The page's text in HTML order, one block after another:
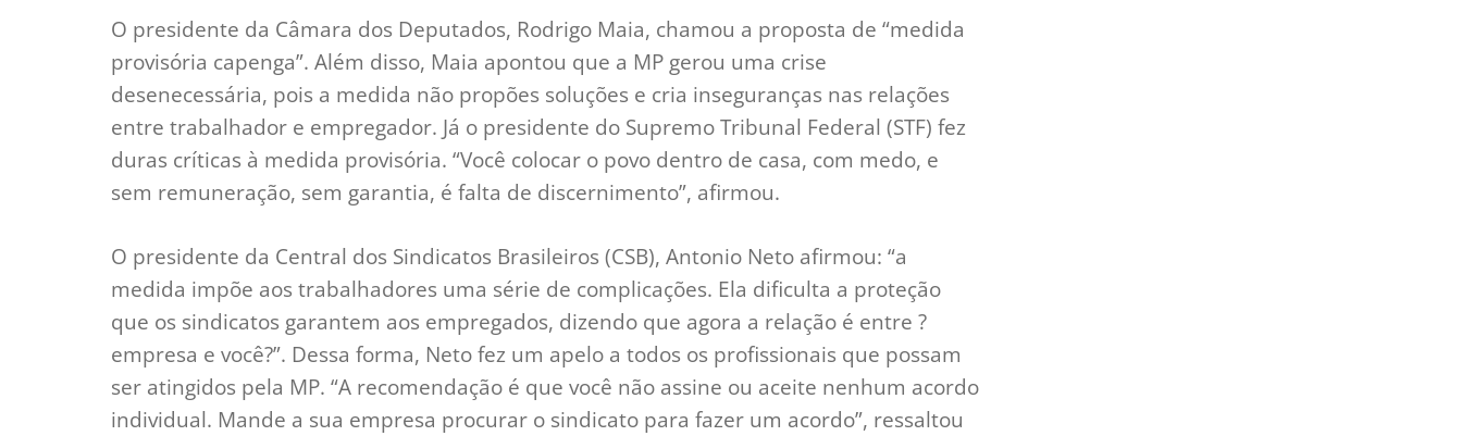
O presidente da Câmara dos Deputados, Rodrigo Maia, chamou a proposta de “medida
provisória capenga”. Além disso, Maia apontou que a MP gerou uma crise
desenecessária, pois a medida não propões soluções e cria inseguranças nas relações
entre trabalhador e empregador. Já o presidente do Supremo Tribunal Federal (STF) fez
duras críticas à medida provisória. “Você colocar o povo dentro de casa, com medo, e
sem remuneração, sem garantia, é falta de discernimento”, afirmou.
O presidente da Central dos Sindicatos Brasileiros (CSB), Antonio Neto afirmou: “a
medida impõe aos trabalhadores uma série de complicações. Ela dificulta a proteção
que os sindicatos garantem aos empregados, dizendo que agora a relação é entre ?
empresa e você?”. Dessa forma, Neto fez um apelo a todos os profissionais que possam
ser atingidos pela MP. “A recomendação é que você não assine ou aceite nenhum acordo
individual. Mande a sua empresa procurar o sindicato para fazer um acordo”, ressaltou